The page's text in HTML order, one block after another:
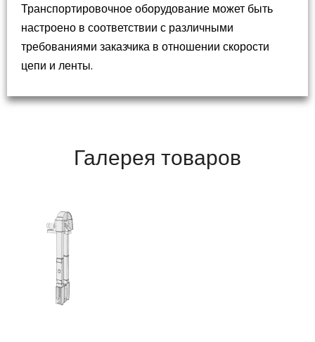
Транспортировочное оборудование может быть
настроено в соответствии с различными
требованиями заказчика в отношении скорости
цепи и ленты.
Галерея товаров